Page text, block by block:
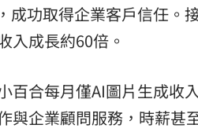
成功取得企業客戶信任。
入成長約60倍。
百合每月僅AI圖片生成收
與企業顧問服務，時薪甚